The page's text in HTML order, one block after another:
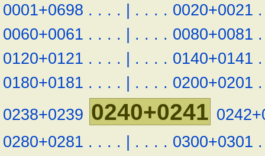
0001+0698 . . . . | . . . . 0020+0021 .
0060+0061 . . . . | . . . . 0080+0081 .
0120+0121 . . . . | . . . . 0140+0141 .
0180+0181 . . . . | . . . . 0200+0201 .
0238+0239 0240+0241
0280+0281 . . . . | . . . . 0300+0301 .